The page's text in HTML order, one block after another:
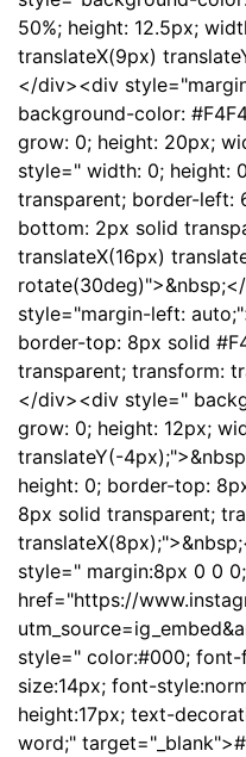
50%; height: 12.5px;
translateX(9px)
</div><div
background-color:
grow: 0; height: 20px;
style=" width: 0; height:
transparent; border-left:
bottom: 2px solid
translateX(16px)
style="margin-left:
border-top: 8px solid
transparent; transform:
</div><div style="
grow: 0; height: 12px;
translateY(-
height: 0; border-top:
8px solid transparent;
style=" margin:8px 0 0
href="https://
style=" color:#000;
size:14px; font-
height:17px; text-
word;"